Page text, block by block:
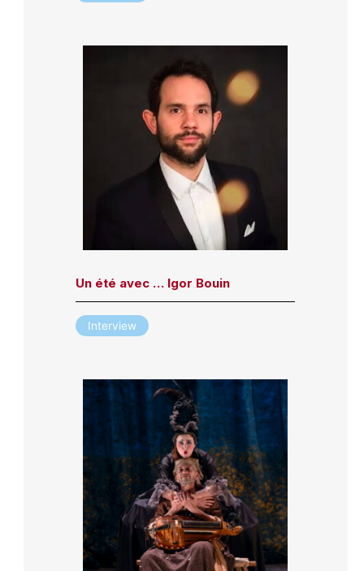
Un été avec … Igor Bouin
Interview